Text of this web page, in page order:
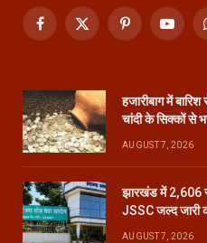
Facebook
X
Pinterest
हजारीबाग में बारिश
चांदी के सिक्कों से
AUGUST 7, 2026
झारखंड में 2,606
JSSC जल्द जारी
AUGUST 7, 2026